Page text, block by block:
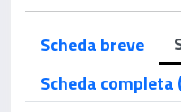
Scheda breve
Scheda completa